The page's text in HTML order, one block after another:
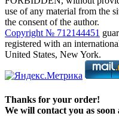
use of any material from the
the consent of the author.
Copyright № 712144451
registered with an
United States, New York.
Thanks for your order!
We will contact you as soon